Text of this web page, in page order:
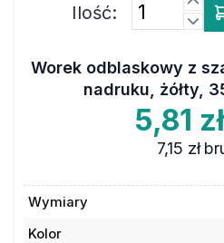
Ilość:
Worek odblaskowy z
nadruku, żółty,
5,81 zł
7,15 zł
Wymiary
Kolor